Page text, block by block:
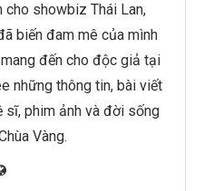
cho showbiz Thái Lan,
biến đam mê của mình
đến cho độc giả tại
những thông tin, bài viết
sĩ, phim ảnh và đời sống
Vàng.